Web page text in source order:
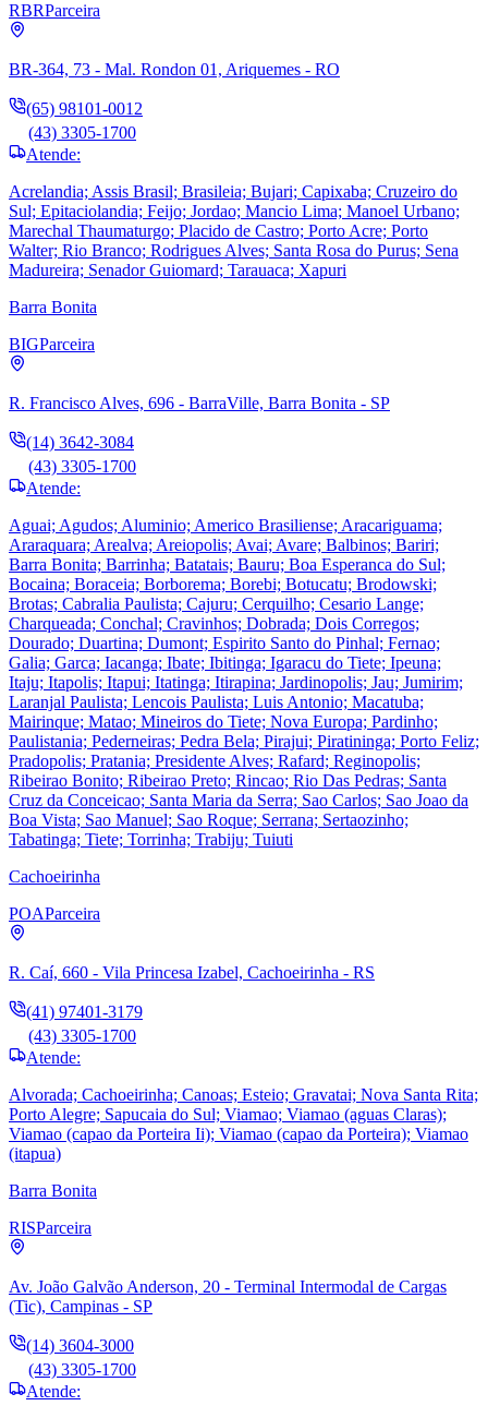
RBRParceira
BR-364, 73 - Mal. Rondon 01, Ariquemes - RO
(65) 98101-0012
(43) 3305-1700
Atende:
Acrelandia; Assis Brasil; Brasileia; Bujari; Capixaba; Cruzeiro do
Sul; Epitaciolandia; Feijo; Jordao; Mancio Lima; Manoel Urbano;
Marechal Thaumaturgo; Placido de Castro; Porto Acre; Porto
Walter; Rio Branco; Rodrigues Alves; Santa Rosa do Purus; Sena
Madureira; Senador Guiomard; Tarauaca; Xapuri
Barra Bonita
BIGParceira
R. Francisco Alves, 696 - BarraVille, Barra Bonita - SP
(14) 3642-3084
(43) 3305-1700
Atende:
Aguai; Agudos; Aluminio; Americo Brasiliense; Aracariguama;
Araraquara; Arealva; Areiopolis; Avai; Avare; Balbinos; Bariri;
Barra Bonita; Barrinha; Batatais; Bauru; Boa Esperanca do Sul;
Bocaina; Boraceia; Borborema; Borebi; Botucatu; Brodowski;
Brotas; Cabralia Paulista; Cajuru; Cerquilho; Cesario Lange;
Charqueada; Conchal; Cravinhos; Dobrada; Dois Corregos;
Dourado; Duartina; Dumont; Espirito Santo do Pinhal; Fernao;
Galia; Garca; Iacanga; Ibate; Ibitinga; Igaracu do Tiete; Ipeuna;
Itaju; Itapolis; Itapui; Itatinga; Itirapina; Jardinopolis; Jau; Jumirim;
Laranjal Paulista; Lencois Paulista; Luis Antonio; Macatuba;
Mairinque; Matao; Mineiros do Tiete; Nova Europa; Pardinho;
Paulistania; Pederneiras; Pedra Bela; Pirajui; Piratininga; Porto Feliz;
Pradopolis; Pratania; Presidente Alves; Rafard; Reginopolis;
Ribeirao Bonito; Ribeirao Preto; Rincao; Rio Das Pedras; Santa
Cruz da Conceicao; Santa Maria da Serra; Sao Carlos; Sao Joao da
Boa Vista; Sao Manuel; Sao Roque; Serrana; Sertaozinho;
Tabatinga; Tiete; Torrinha; Trabiju; Tuiuti
Cachoeirinha
POAParceira
R. Caí, 660 - Vila Princesa Izabel, Cachoeirinha - RS
(41) 97401-3179
(43) 3305-1700
Atende:
Alvorada; Cachoeirinha; Canoas; Esteio; Gravatai; Nova Santa Rita;
Porto Alegre; Sapucaia do Sul; Viamao; Viamao (aguas Claras);
Viamao (capao da Porteira Ii); Viamao (capao da Porteira); Viamao
(itapua)
Barra Bonita
RISParceira
Av. João Galvão Anderson, 20 - Terminal Intermodal de Cargas
(Tic), Campinas - SP
(14) 3604-3000
(43) 3305-1700
Atende: